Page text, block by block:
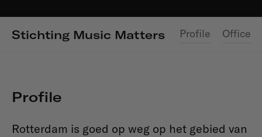
Stichting Music Matters Profile Office
Profile
Rotterdam is goed op weg op het gebied van